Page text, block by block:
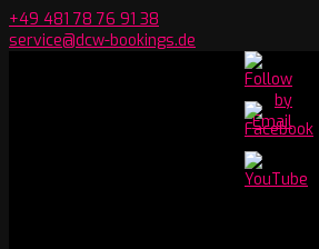
Skip
to
+49 481 78 76 91 38
service@dcw-bookings.de